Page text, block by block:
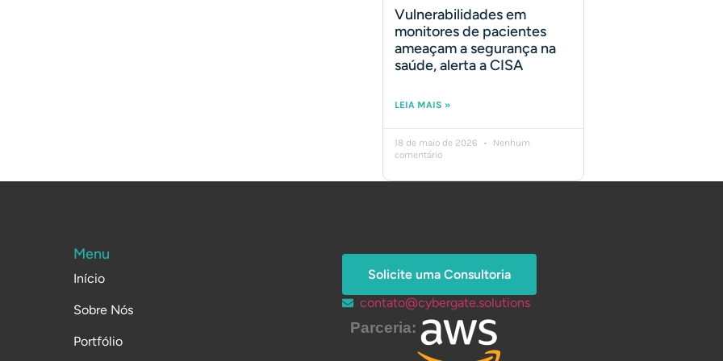
Vulnerabilidades em
monitores de pacientes
ameaçam a segurança na
saúde, alerta a CISA
LEIA MAIS »
18 de maio de 2026
Nenhum
comentário
Menu
Início
Sobre Nós
Portfólio
Solicite uma Consultoria
contato@cybergate.solutions
Parceria: